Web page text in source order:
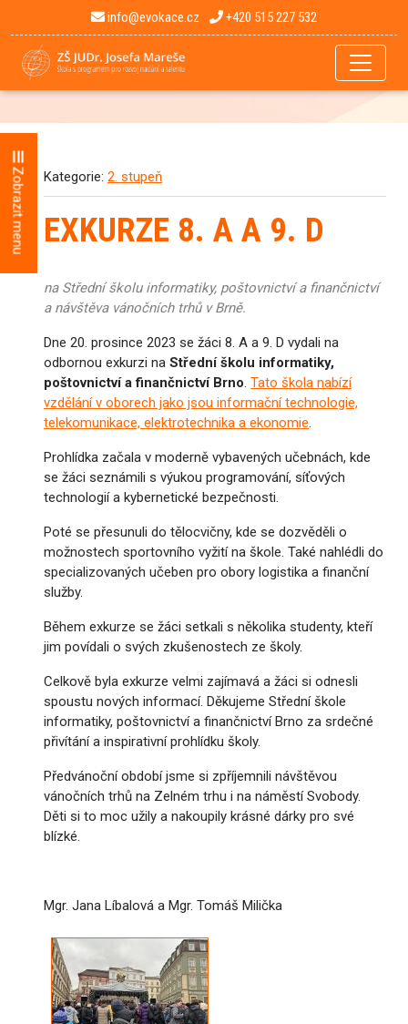
info@evokace.cz +420 515 227 532
Kategorie: 2. stupeň
EXKURZE 8. A A 9. D
na Střední školu informatiky, poštovnictví a finančnictví
a návštěva vánočních trhů v Brně.
Dne 20. prosince 2023 se žáci 8. A a 9. D vydali na
odbornou exkurzi na Střední školu informatiky,
poštovnictví a finančnictví Brno. Tato škola nabízí
vzdělání v oborech jako jsou informační technologie,
telekomunikace, elektrotechnika a ekonomie.
Prohlídka začala v moderně vybavených učebnách, kde
se žáci seznámili s výukou programování, síťových
technologií a kybernetické bezpečnosti.
Poté se přesunuli do tělocvičny, kde se dozvěděli o
možnostech sportovního vyžití na škole. Také nahlédli do
specializovaných učeben pro obory logistika a finanční
služby.
Během exkurze se žáci setkali s několika studenty, kteří
jim povídali o svých zkušenostech ze školy.
Celkově byla exkurze velmi zajímavá a žáci si odnesli
spoustu nových informací. Děkujeme Střední škole
informatiky, poštovnictví a finančnictví Brno za srdečné
přivítání a inspirativní prohlídku školy.
Předvánoční období jsme si zpříjemnili návštěvou
vánočních trhů na Zelném trhu i na náměstí Svobody.
Děti si to moc užily a nakoupily krásné dárky pro své
blízké.
Mgr. Jana Líbalová a Mgr. Tomáš Milička
Zobrazit menu